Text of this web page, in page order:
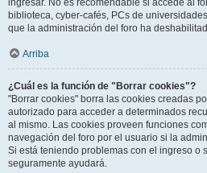
ingresar. No es recomendable si accede al
biblioteca, cyber-cafés, PCs de
que la administración del foro ha
Arriba
¿Cuál es la función de "Borrar cookies"?
"Borrar cookies" borra las cookies creadas
autorizado para acceder a determinados
al mismo. Las cookies proveen funciones
navegación del foro por el usuario si la
Si está teniendo problemas con el ingreso o
seguramente ayudará.